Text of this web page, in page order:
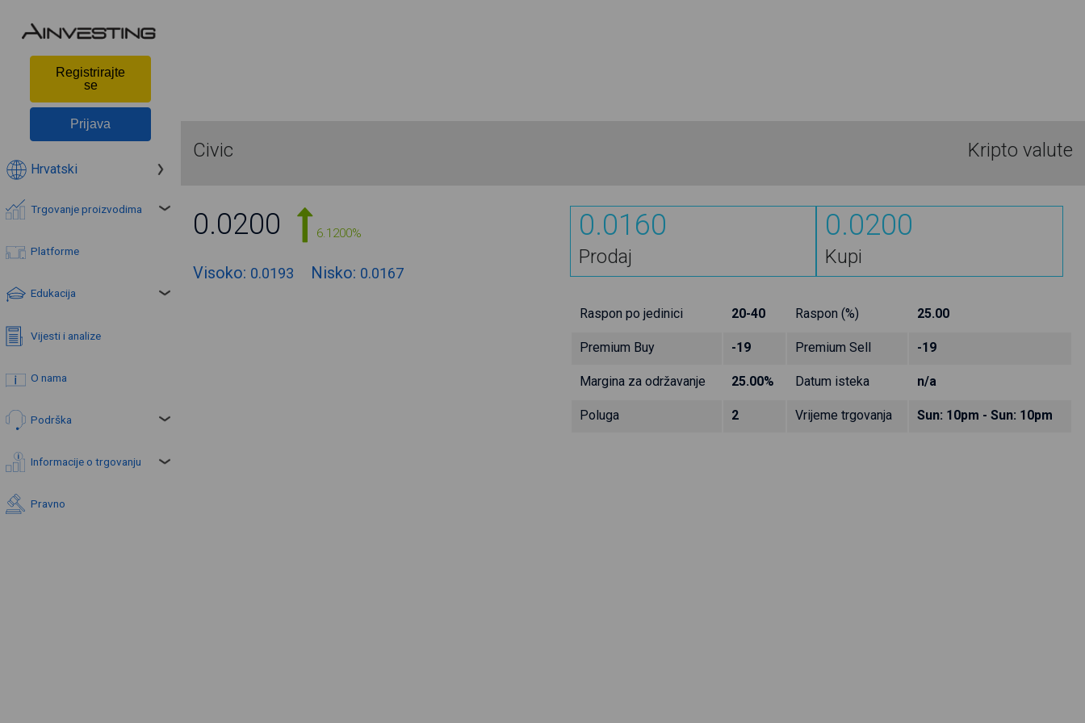
Registrirajte
se
Prijava
Hrvatski
Trgovanje proizvodima
Platforme
Edukacija
Vijesti i analize
O nama
Podrška
Informacije o trgovanju
Pravno
Civic Kripto valute
0.0200 6.1200%
Visoko: 0.0193 Nisko: 0.0167
0.0160
Prodaj
0.0200
Kupi
Raspon po jedinici 20-40 Raspon (%) 25.00
Premium Buy -19 Premium Sell -19
Margina za održavanje 25.00% Datum isteka n/a
Poluga 2 Vrijeme trgovanja Sun: 10pm - Sun: 10pm